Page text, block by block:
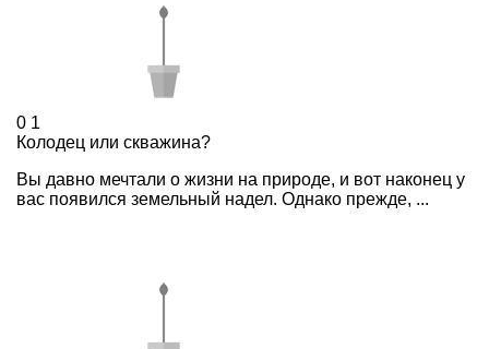
0 1
Колодец или скважина?
Вы давно мечтали о жизни на природе, и вот наконец у
вас появился земельный надел. Однако прежде, ...